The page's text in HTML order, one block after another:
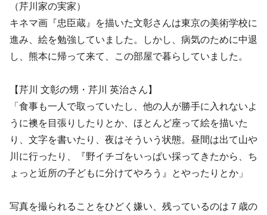
（芹川家の実家）
キネマ画『忠臣蔵』を描いた文彰さんは東京の美術学校に
進み、絵を勉強していました。しかし、病気のために中退
し、熊本に帰って来て、この部屋で暮らしていました。
【芹川 文彰の甥・芹川 英治さん】
「食事も一人で取っていたし、他の人が勝手に入れないよ
うに襖を目張りしたりとか、ほとんど座って絵を描いた
り、文字を書いたり、夜はそういう状態。昼間は出て山や
川に行ったり、『野イチゴをいっぱい採ってきたから、ち
ょっと近所の子どもに分けてやろう』とやったりとか」
写真を撮られることをひどく嫌い、残っているのは７歳の